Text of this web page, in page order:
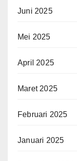
Juni 2025
Mei 2025
April 2025
Maret 2025
Februari 2025
Januari 2025